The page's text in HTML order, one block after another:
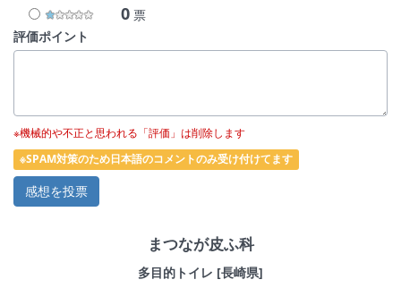
0 票
評価ポイント
※機械的や不正と思われる「評価」は削除します
※SPAM対策のため日本語のコメントのみ受け付けてます
まつなが皮ふ科
多目的トイレ [長崎県]